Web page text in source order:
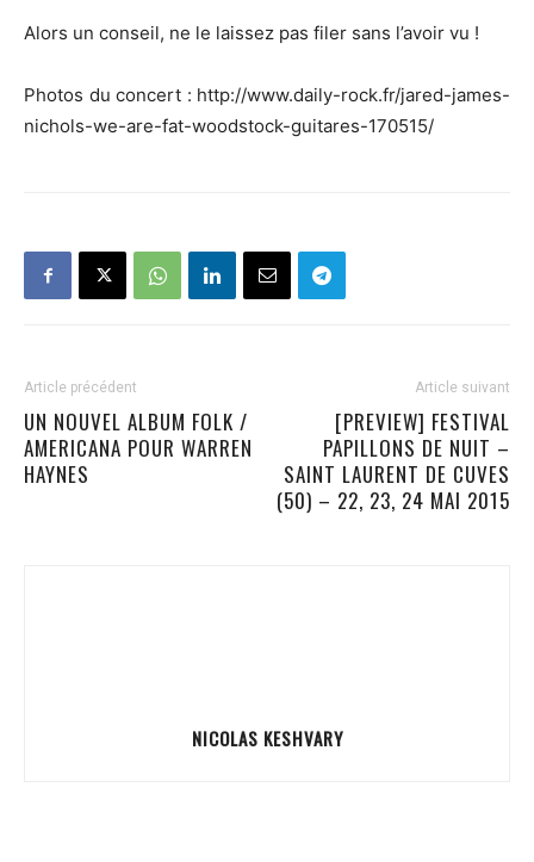
Alors un conseil, ne le laissez pas filer sans l’avoir vu !
Photos du concert : http://www.daily-rock.fr/jared-james-
nichols-we-are-fat-woodstock-guitares-170515/
Article précédent
UN NOUVEL ALBUM FOLK /
AMERICANA POUR WARREN
HAYNES
Article suivant
[PREVIEW] FESTIVAL
PAPILLONS DE NUIT –
SAINT LAURENT DE CUVES
(50) – 22, 23, 24 MAI 2015
NICOLAS KESHVARY